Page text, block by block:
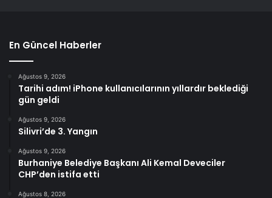
En Güncel Haberler
Ağustos 9, 2026
Tarihi adım! iPhone kullanıcılarının yıllardır beklediği
gün geldi
Ağustos 9, 2026
Silivri’de 3. Yangın
Ağustos 9, 2026
Burhaniye Belediye Başkanı Ali Kemal Deveciler
CHP’den istifa etti
Ağustos 8, 2026